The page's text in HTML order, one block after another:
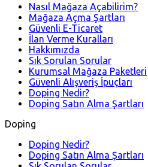
Nasıl Mağaza Açabilirim?
Mağaza Açma Şartları
Güvenli E-Ticaret
İlan Verme Kuralları
Hakkımızda
Sık Sorulan Sorular
Kurumsal Mağaza Paketleri
Güvenli Alışveriş İpuçları
Doping Nedir?
Doping Satın Alma Şartları
Doping
Doping Nedir?
Doping Satın Alma Şartları